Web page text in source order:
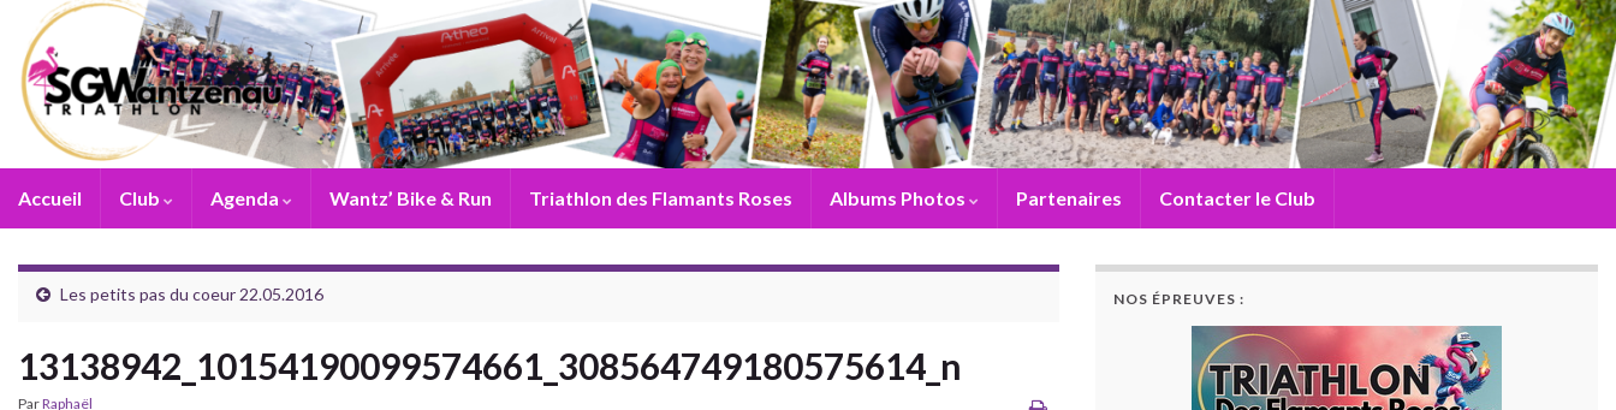
Accueil Club Agenda Wantz’ Bike & Run Triathlon des Flamants Roses Albums Photos Partenaires Contacter le Club
Les petits pas du coeur 22.05.2016
13138942_10154190099574661_308564749180575614_n
ParRaphaël
NOS ÉPREUVES :